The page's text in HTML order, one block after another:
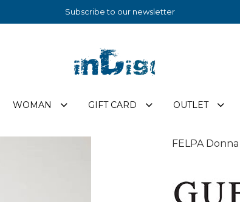
Subscribe to our newsletter
WOMAN GIFT CARD OUTLET
FELPA